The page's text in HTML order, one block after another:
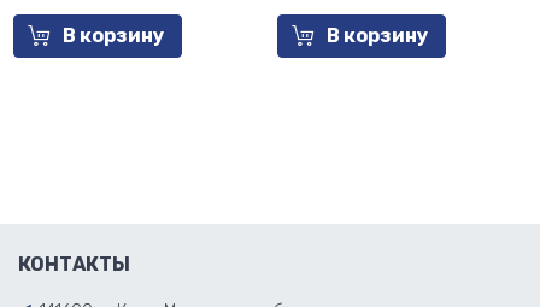
В корзину В корзину
КОНТАКТЫ